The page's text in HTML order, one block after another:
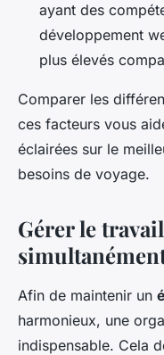
ayant des
développement
plus élevés
Comparer les
ces facteurs vous
éclairées sur le
besoins de voyage.
Gérer le
Afin de maintenir un
harmonieux, une
indispensable. Cela